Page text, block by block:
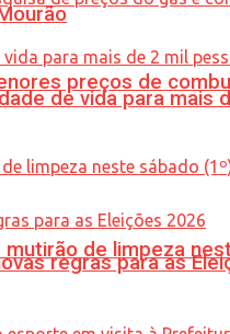
preços de
de limpeza
de vida para mais
regras para as